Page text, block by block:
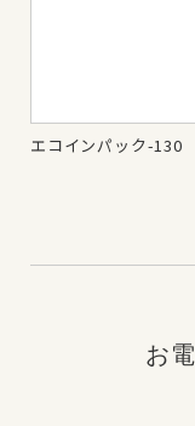
エコインパック-130
お